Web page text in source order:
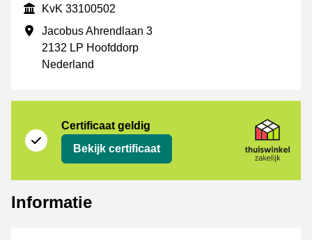
KvK
KvK 33100502
Vestigingsadres
Jacobus Ahrendlaan 3
2132 LP Hoofddorp
Nederland
Certificaat geldig
Bekijk certificaat
Informatie